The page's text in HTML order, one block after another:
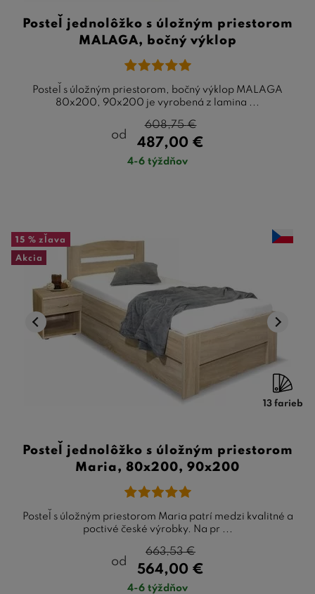
Posteľ jednolôžko s úložným priestorom
MALAGA, bočný výklop
Posteľ s úložným priestorom, bočný výklop MALAGA
80x200, 90x200 je vyrobená z lamina ...
od
487,00 €
608,75€
4-6 týždňov
15 % zľava
Akcia
13 farieb
Posteľ jednolôžko s úložným priestorom
Maria, 80x200, 90x200
Posteľ s úložným priestorom Maria patrí medzi kvalitné a
poctivé české výrobky. Na pr ...
od
564,00 €
663,53€
4-6 týždňov